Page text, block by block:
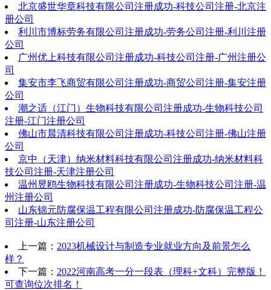
北京盛世华章科技有限公司注册成功-科技公司注册-北京注
册公司
利川市博标劳务有限公司注册成功-劳务公司注册-利川注册
公司
广州优上科技有限公司注册成功-科技公司注册-广州注册公
司
集安市李飞商贸有限公司注册成功-商贸公司注册-集安注册
公司
潮之适（江门）生物科技有限公司注册成功-生物科技公司
注册-江门注册公司
佛山市晨清科技有限公司注册成功-科技公司注册-佛山注册
公司
京中（天津）纳米材料科技有限公司注册成功-纳米材料科
技公司注册-天津注册公司
温州昱鸥生物科技有限公司注册成功-生物科技公司注册-温
州注册公司
山东锦元防腐保温工程有限公司注册成功-防腐保温工程公
司注册-山东注册公司
上一篇： 2023机械设计与制造专业就业方向及前景怎么
样？
下一篇： 2022河南高考一分一段表（理科+文科）完整版！
可查询位次排名！